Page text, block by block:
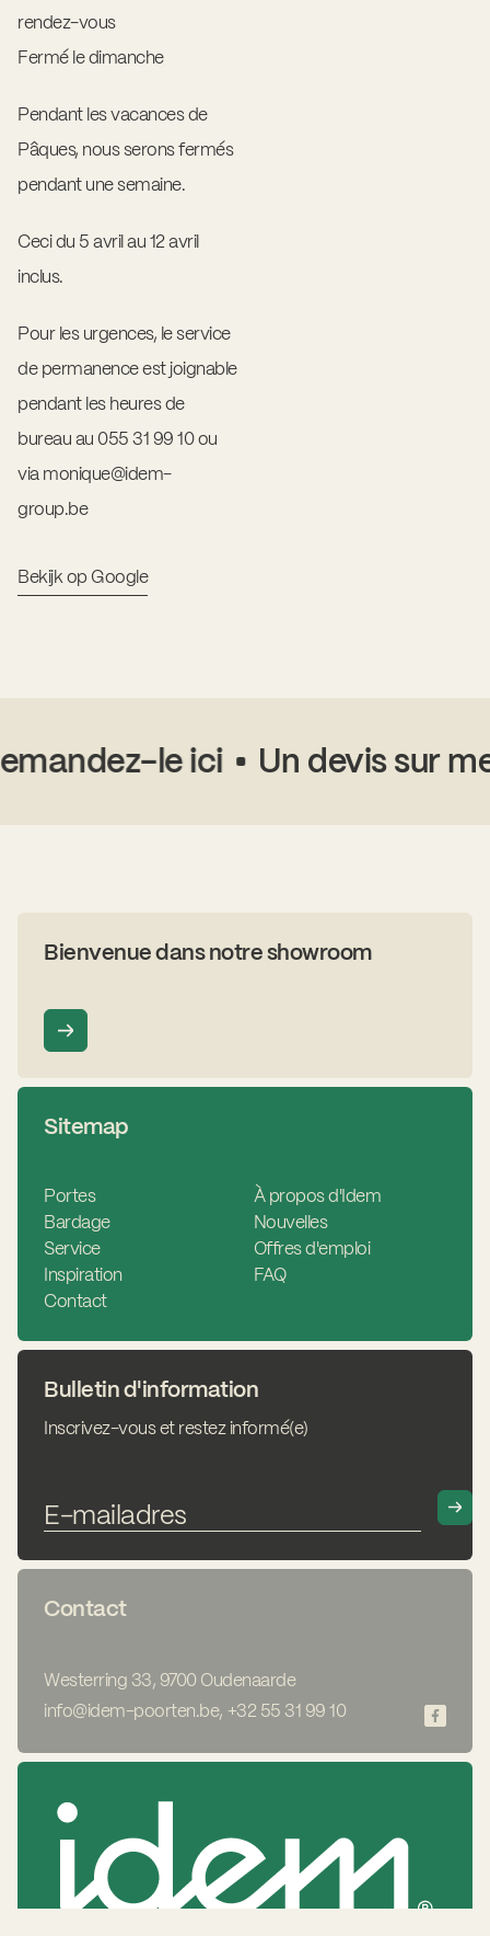
rendez-vous
Fermé le dimanche
Pendant les vacances de
Pâques, nous serons fermés
pendant une semaine.
Ceci du 5 avril au 12 avril
inclus.
Pour les urgences, le service
de permanence est joignable
pendant les heures de
bureau au 055 31 99 10 ou
via monique@idem-
group.be
Bekijk op Google
le ici Un devis sur
Bienvenue dans notre showroom
Sitemap
Portes
Bardage
Service
Inspiration
Contact
À propos d'Idem
Nouvelles
Offres d'emploi
FAQ
Bulletin d'information
Inscrivez-vous et restez informé(e)
Contact
Westerring 33, 9700 Oudenaarde
info@idem-poorten.be, +32 55 31 99 10